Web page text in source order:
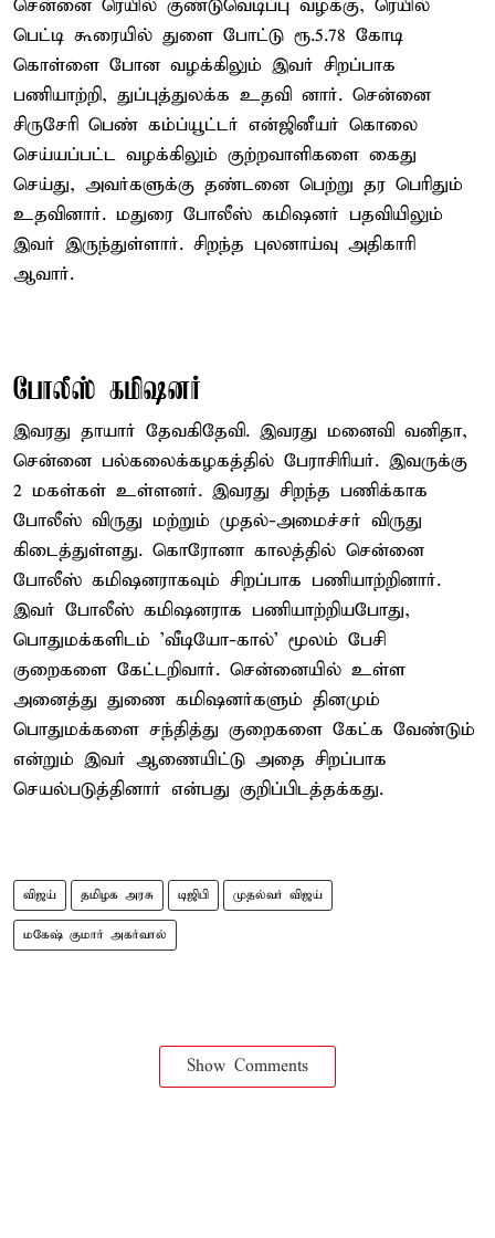
சென்னை ரெயில் குண்டுவெடிப்பு வழக்கு, ரெயில்
பெட்டி கூரையில் துளை போட்டு ரூ.5.78 கோடி
கொள்ளை போன வழக்கிலும் இவர் சிறப்பாக
பணியாற்றி, துப்புத்துலக்க உதவி னார். சென்னை
சிருசேரி பெண் கம்ப்யூட்டர் என்ஜினீயர் கொலை
செய்யப்பட்ட வழக்கிலும் குற்றவாளிகளை கைது
செய்து, அவர்களுக்கு தண்டனை பெற்று தர பெரிதும்
உதவினார். மதுரை போலீஸ் கமிஷனர் பதவியிலும்
இவர் இருந்துள்ளார். சிறந்த புலனாய்வு அதிகாரி
ஆவார்.
போலீஸ் கமிஷனர்
இவரது தாயார் தேவகிதேவி. இவரது மனைவி வனிதா,
சென்னை பல்கலைக்கழகத்தில் பேராசிரியர். இவருக்கு
2 மகள்கள் உள்ளனர். இவரது சிறந்த பணிக்காக
போலீஸ் விருது மற்றும் முதல்-அமைச்சர் விருது
கிடைத்துள்ளது. கொரோனா காலத்தில் சென்னை
போலீஸ் கமிஷனராகவும் சிறப்பாக பணியாற்றினார்.
இவர் போலீஸ் கமிஷனராக பணியாற்றியபோது,
பொதுமக்களிடம் 'வீடியோ-கால்' மூலம் பேசி
குறைகளை கேட்டறிவார். சென்னையில் உள்ள
அனைத்து துணை கமிஷனர்களும் தினமும்
பொதுமக்களை சந்தித்து குறைகளை கேட்க வேண்டும்
என்றும் இவர் ஆணையிட்டு அதை சிறப்பாக
செயல்படுத்தினார் என்பது குறிப்பிடத்தக்கது.
விஜய் தமிழக அரசு டிஜிபி முதல்வர் விஜய்
மகேஷ் குமார் அகர்வால்
Show Comments